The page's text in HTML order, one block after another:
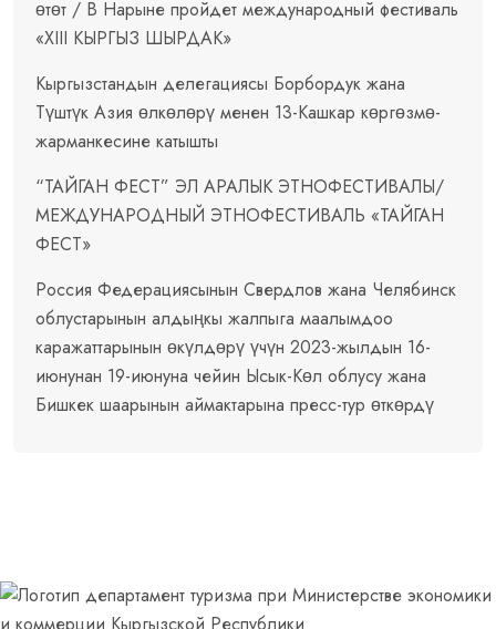
өтөт / В Нарыне пройдет международный фестиваль
«XIII КЫРГЫЗ ШЫРДАК»
Кыргызстандын делегациясы Борбордук жана
Түштүк Азия өлкөлөрү менен 13-Кашкар көргөзмө-
жарманкесине катышты
“ТАЙГАН ФЕСТ” ЭЛ АРАЛЫК ЭТНОФЕСТИВАЛЫ/
МЕЖДУНАРОДНЫЙ ЭТНОФЕСТИВАЛЬ «ТАЙГАН
ФЕСТ»
Россия Федерациясынын Свердлов жана Челябинск
облустарынын алдыңкы жалпыга маалымдоо
каражаттарынын өкүлдөрү үчүн 2023-жылдын 16-
июнунан 19-июнуна чейин Ысык-Көл облусу жана
Бишкек шаарынын аймактарына пресс-тур өткөрдү